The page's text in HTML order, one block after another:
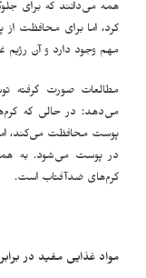
همه می‌دانند که برای
کرد، اما برای محافظت
مهم وجود دارد و آن
مطالعات صورت گرفته
می‌دهد: در حالی که
پوست محافظت می‌کند، اما
در پوست می‌شود. بە
کرم‌های ضدآفتاب است.
مواد غذایی مفید در